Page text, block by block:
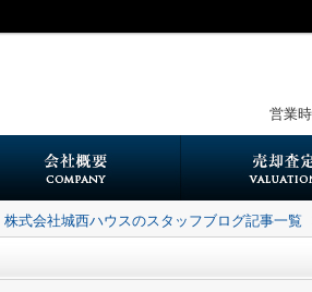
営業
株式会社城西ハウスのスタッフブログ記事一覧